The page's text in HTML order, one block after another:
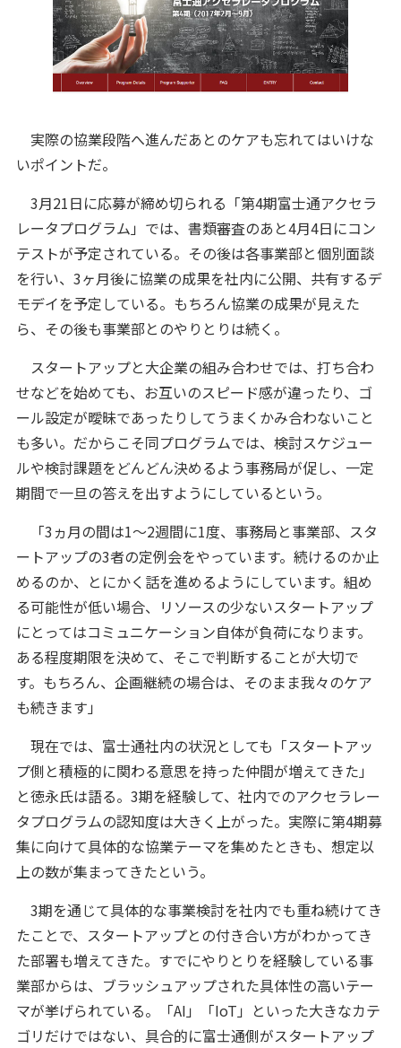
実際の協業段階へ進んだあとのケアも忘れてはいけな
いポイントだ。
3月21日に応募が締め切られる「第4期富士通アクセラ
レータプログラム」では、書類審査のあと4月4日にコン
テストが予定されている。その後は各事業部と個別面談
を行い、3ヶ月後に協業の成果を社内に公開、共有するデ
モデイを予定している。もちろん協業の成果が見えた
ら、その後も事業部とのやりとりは続く。
スタートアップと大企業の組み合わせでは、打ち合わ
せなどを始めても、お互いのスピード感が違ったり、ゴ
ール設定が曖昧であったりしてうまくかみ合わないこと
も多い。だからこそ同プログラムでは、検討スケジュー
ルや検討課題をどんどん決めるよう事務局が促し、一定
期間で一旦の答えを出すようにしているという。
「3ヵ月の間は1～2週間に1度、事務局と事業部、スタ
ートアップの3者の定例会をやっています。続けるのか止
めるのか、とにかく話を進めるようにしています。組め
る可能性が低い場合、リソースの少ないスタートアップ
にとってはコミュニケーション自体が負荷になります。
ある程度期限を決めて、そこで判断することが大切で
す。もちろん、企画継続の場合は、そのまま我々のケア
も続きます」
現在では、富士通社内の状況としても「スタートアッ
プ側と積極的に関わる意思を持った仲間が増えてきた」
と徳永氏は語る。3期を経験して、社内でのアクセラレー
タプログラムの認知度は大きく上がった。実際に第4期募
集に向けて具体的な協業テーマを集めたときも、想定以
上の数が集まってきたという。
3期を通じて具体的な事業検討を社内でも重ね続けてき
たことで、スタートアップとの付き合い方がわかってき
た部署も増えてきた。すでにやりとりを経験している事
業部からは、ブラッシュアップされた具体性の高いテー
マが挙げられている。「AI」「IoT」といった大きなカテ
ゴリだけではない、具合的に富士通側がスタートアップ